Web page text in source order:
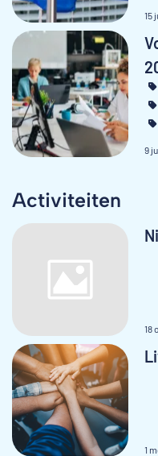
15
9
Activiteiten
18
1